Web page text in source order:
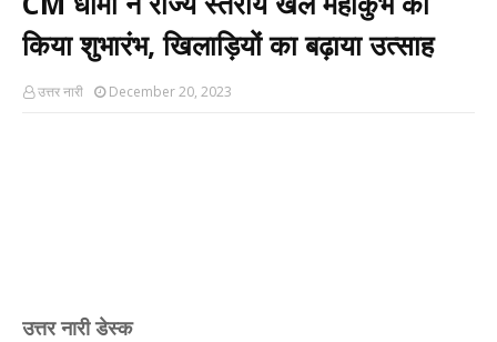
किया शुभारंभ, खिलाड़ियों का बढ़ाया उत्साह
उत्तर नारी December 20, 2023
उत्तर नारी डेस्क